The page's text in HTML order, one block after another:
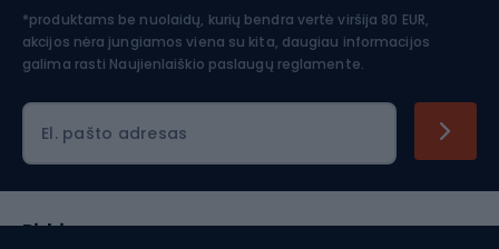
*produktams be nuolaidų, kurių bendra vertė viršija 80 EUR,
akcijos nėra jungiamos viena su kita, daugiau informacijos
galima rasti Naujienlaiškio paslaugų reglamente.
El. pašto adresas
Pirkimas